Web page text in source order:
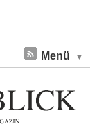
Menü